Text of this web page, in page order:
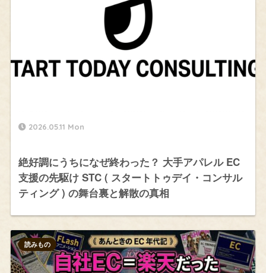
2026.05.11 Mon
絶好調にうちになぜ終わった？ 大手アパレル EC
支援の先駆け STC ( スタートトゥデイ・コンサル
ティング ) の舞台裏と解散の真相
読みもの